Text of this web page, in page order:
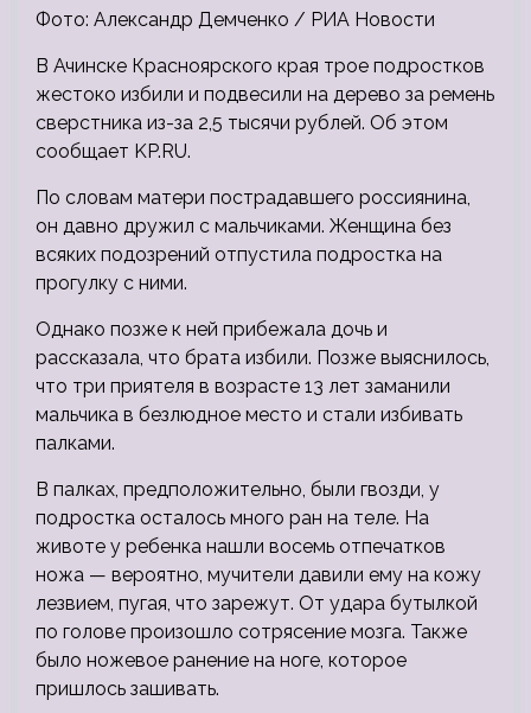
Фото: Александр Демченко / РИА Новости
В Ачинске Красноярского края трое подростков
жестоко избили и подвесили на дерево за ремень
сверстника из-за 2,5 тысячи рублей. Об этом
сообщает KP.RU.
По словам матери пострадавшего россиянина,
он давно дружил с мальчиками. Женщина без
всяких подозрений отпустила подростка на
прогулку с ними.
Однако позже к ней прибежала дочь и
рассказала, что брата избили. Позже выяснилось,
что три приятеля в возрасте 13 лет заманили
мальчика в безлюдное место и стали избивать
палками.
В палках, предположительно, были гвозди, у
подростка осталось много ран на теле. На
животе у ребенка нашли восемь отпечатков
ножа — вероятно, мучители давили ему на кожу
лезвием, пугая, что зарежут. От удара бутылкой
по голове произошло сотрясение мозга. Также
было ножевое ранение на ноге, которое
пришлось зашивать.